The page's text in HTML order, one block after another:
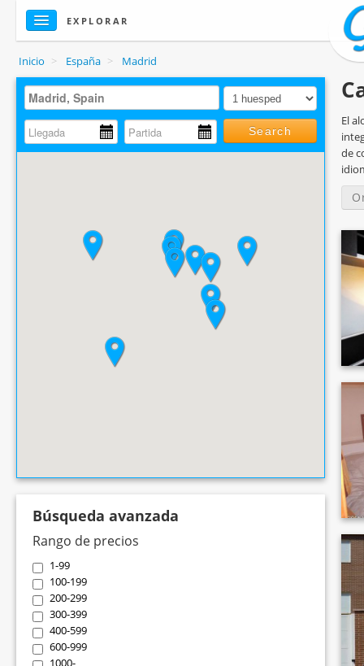
EXPLORAR
Inicio > España > Madrid
Search
Búsqueda avanzada
Rango de precios
1-99
100-199
200-299
300-399
400-599
600-999
1000-
El
de